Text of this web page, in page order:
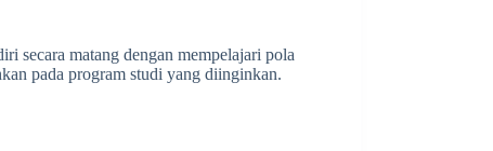
secara matang dengan mempelajari pola
pada program studi yang diinginkan.